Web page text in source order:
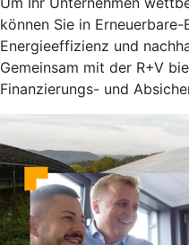
können Sie in Erneuerbare-
Energieeffizienz und
Gemeinsam mit der R+V
Finanzierungs- und